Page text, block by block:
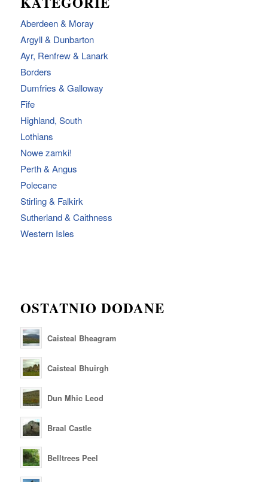
Aberdeen & Moray
Argyll & Dunbarton
Ayr, Renfrew & Lanark
Borders
Dumfries & Galloway
Fife
Highland, South
Lothians
Nowe zamki!
Perth & Angus
Polecane
Stirling & Falkirk
Sutherland & Caithness
Western Isles
OSTATNIO DODANE
Caisteal Bheagram
Caisteal Bhuirgh
Dun Mhic Leod
Braal Castle
Belltrees Peel